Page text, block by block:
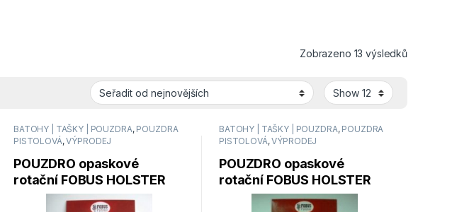
Zobrazeno 13 výsledkůSeřazeno
BATOHY | TAŠKY | POUZDRA, POUZDRA
PISTOLOVÁ,VÝPRODEJ
POUZDRO opaskové
rotační FOBUS HOLSTER
GL32RPL
BATOHY | TAŠKY | POUZDRA, POUZDRA
PISTOLOVÁ,VÝPRODEJ
POUZDRO opaskové
rotační FOBUS HOLSTER
GLT19RP